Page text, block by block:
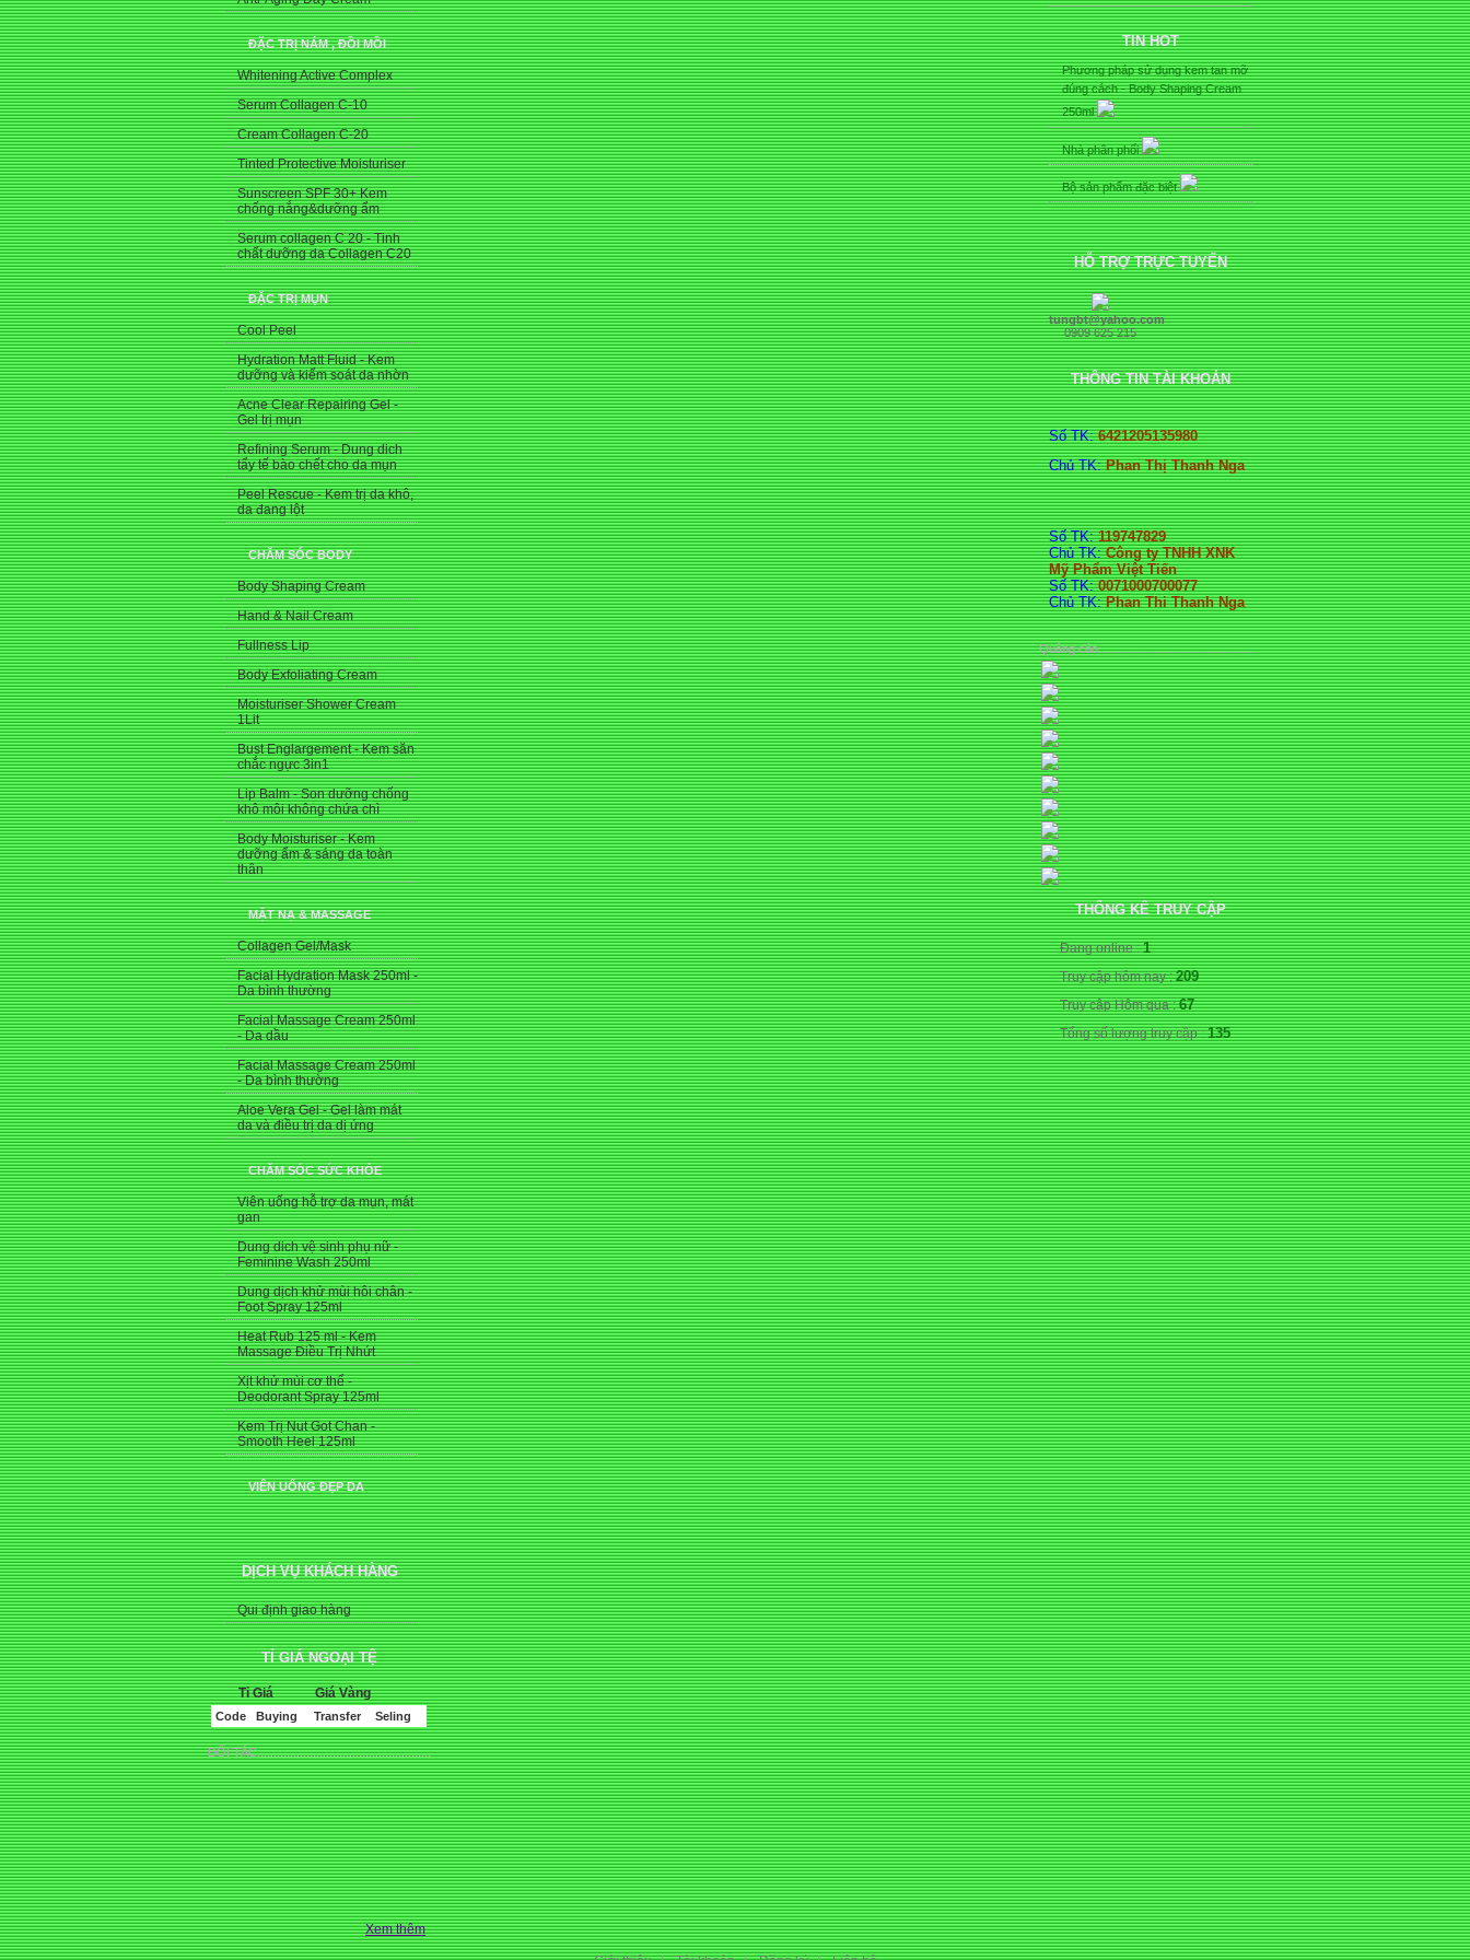
ĐẶC TRỊ NÁM , ĐỒI MỒI
Whitening Active Complex
Serum Collagen C-10
Cream Collagen C-20
Tinted Protective Moisturiser
Sunscreen SPF 30+ Kem
chống nắng&dưỡng ẩm
Serum collagen C 20 - Tinh
chất dưỡng da Collagen C20
ĐẶC TRỊ MỤN
Cool Peel
Hydration Matt Fluid - Kem
dưỡng và kiểm soát da nhờn
Acne Clear Repairing Gel -
Gel trị mụn
Refining Serum - Dung dich
tẩy tế bào chết cho da mụn
Peel Rescue - Kem trị da khô,
da đang lột
CHĂM SÓC BODY
Body Shaping Cream
Hand & Nail Cream
Fullness Lip
Body Exfoliating Cream
Moisturiser Shower Cream
1Lit
Bust Englargement - Kem săn
chắc ngực 3in1
Lip Balm - Son dưỡng chống
khô môi không chứa chì
Body Moisturiser - Kem
dưỡng ẩm & sáng da toàn
thân
MẶT NẠ & MASSAGE
Collagen Gel/Mask
Facial Hydration Mask 250ml -
Da bình thường
Facial Massage Cream 250ml
- Da dầu
Facial Massage Cream 250ml
- Da bình thường
Aloe Vera Gel - Gel làm mát
da và điều trị da dị ứng
CHĂM SÓC SỨC KHỎE
Viên uống hỗ trợ da mụn, mát
gan
Dung dich vệ sinh phụ nữ -
Feminine Wash 250ml
Dung dịch khử mùi hôi chân -
Foot Spray 125ml
Heat Rub 125 ml - Kem
Massage Điều Trị Nhứt
Xịt khử mùi cơ thể -
Deodorant Spray 125ml
Kem Trị Nut Got Chan -
Smooth Heel 125ml
VIÊN UỐNG ĐẸP DA
DỊCH VỤ KHÁCH HÀNG
Qui định giao hàng
TỈ GIÁ NGOẠI TỆ
Tỉ Giá Giá Vàng
Code Buying Transfer Seling
ĐỐI TÁC.....................................................
Xem thêm
TIN HOT
HÀNG
Phương pháp sử dụng kem tan mỡ
đúng cách - Body Shaping Cream
250ml
Nhà phân phối
Bộ sản phẩm đặc biệt
HỖ TRỢ TRỰC TUYẾN
tungbt@yahoo.com
0909 625 215
THÔNG TIN TÀI KHOẢN
Số TK:6421205135980
Chủ TK:Phan Thị Thanh Nga
Số TK:119747829
Chủ TK:Công ty TNHH XNK
Mỹ Phẩm Việt Tiến
Số TK:0071000700077
Chủ TK:Phan Thi Thanh Nga
Quảng cáo................................................
THỐNG KÊ TRUY CẬP
Đang online :1
Truy cập hôm nay :209
Truy cập Hôm qua :67
Tổng số lượng truy cập :135